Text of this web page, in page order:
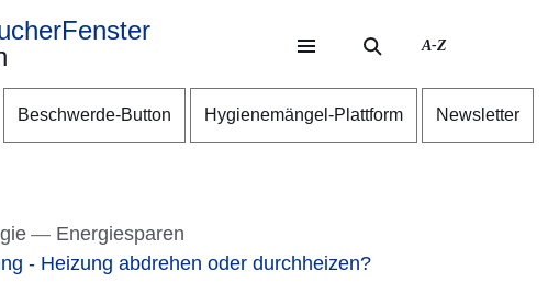
Kopf der Seite
Inhalt
Fuß der Seite A-Z
Beschwerde-Button Hygienemängel-Plattform Newsletter
Energiesparen
- Heizung abdrehen oder durchheizen?